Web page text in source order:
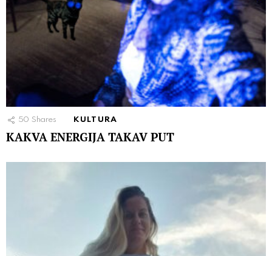
50 Shares KULTURA
KAKVA ENERGIJA TAKAV PUT